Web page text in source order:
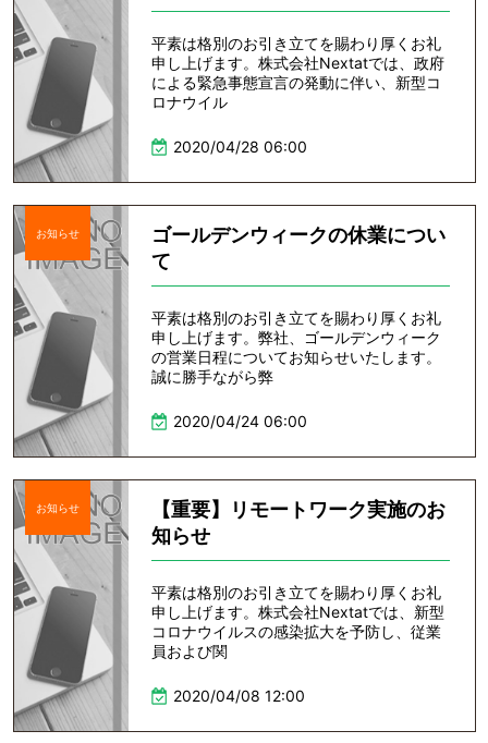
平素は格別のお引き立てを賜わり厚くお礼
申し上げます。株式会社Nextatでは、政府
による緊急事態宣言の発動に伴い、新型コ
ロナウイル
2020/04/28 06:00
お知らせ
ゴールデンウィークの休業につい
て
平素は格別のお引き立てを賜わり厚くお礼
申し上げます。弊社、ゴールデンウィーク
の営業日程についてお知らせいたします。
誠に勝手ながら弊
2020/04/24 06:00
お知らせ
【重要】リモートワーク実施のお
知らせ
平素は格別のお引き立てを賜わり厚くお礼
申し上げます。株式会社Nextatでは、新型
コロナウイルスの感染拡大を予防し、従業
員および関
2020/04/08 12:00